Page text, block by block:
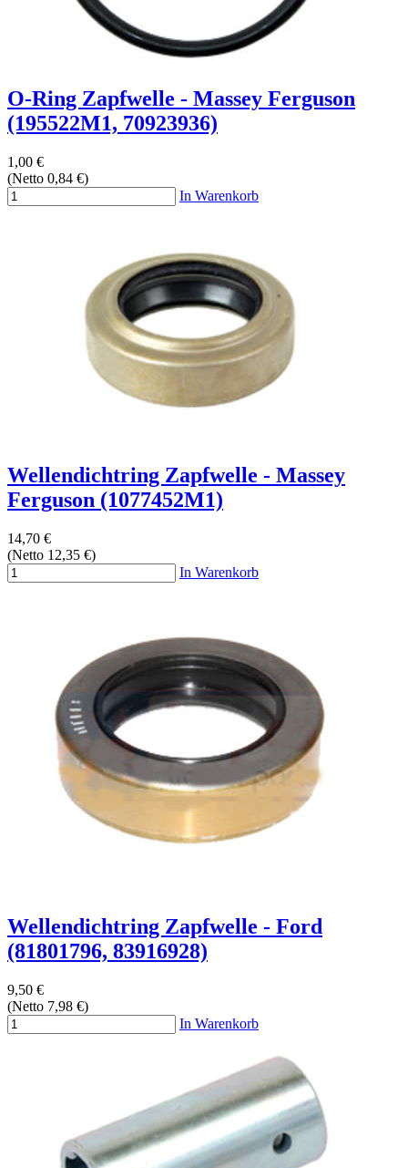
O-Ring Zapfwelle - Massey Ferguson
(195522M1, 70923936)
1,00 €
(Netto 0,84 €)
In Warenkorb
Wellendichtring Zapfwelle - Massey
Ferguson (1077452M1)
14,70 €
(Netto 12,35 €)
In Warenkorb
Wellendichtring Zapfwelle - Ford
(81801796, 83916928)
9,50 €
(Netto 7,98 €)
In Warenkorb